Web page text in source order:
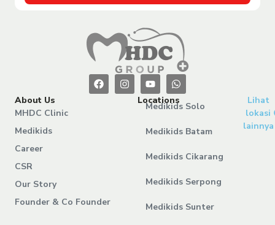
About Us
MHDC Clinic
Medikids
Career
CSR
Our Story
Founder & Co Founder
Locations
Medikids Solo
Medikids Batam
Medikids Cikarang
Medikids Serpong
Medikids Sunter
Lihat
lokasi
lainnya